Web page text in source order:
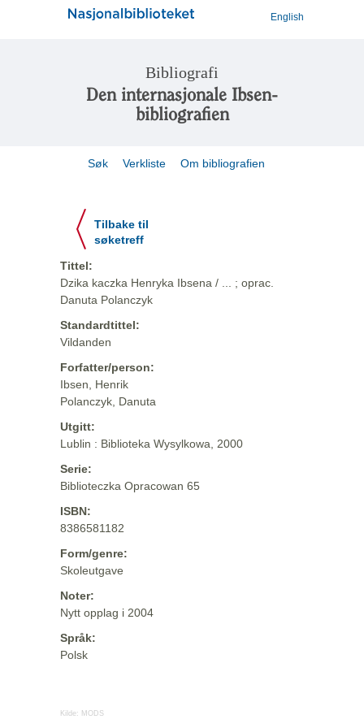
English
Bibliografi
Den internasjonale Ibsen-
bibliografien
Søk Verkliste Om bibliografien
Tilbake til
søketreff
Tittel:
Dzika kaczka Henryka Ibsena / ... ; oprac.
Danuta Polanczyk
Standardtittel:
Vildanden
Forfatter/person:
Ibsen, Henrik
Polanczyk, Danuta
Utgitt:
Lublin : Biblioteka Wysylkowa, 2000
Serie:
Biblioteczka Opracowan 65
ISBN:
8386581182
Form/genre:
Skoleutgave
Noter:
Nytt opplag i 2004
Språk:
Polsk
Kilde: MODS